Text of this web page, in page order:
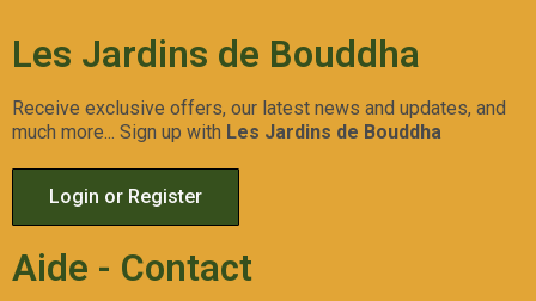
Les Jardins de Bouddha
Receive exclusive offers, our latest news and updates, and
much more... Sign up with Les Jardins de Bouddha
Login or Register
Aide - Contact